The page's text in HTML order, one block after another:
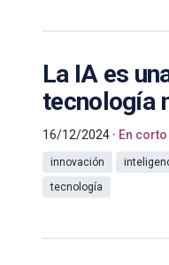
La IA es
tecnología
16/12/2024 En corto
innovación
tecnología